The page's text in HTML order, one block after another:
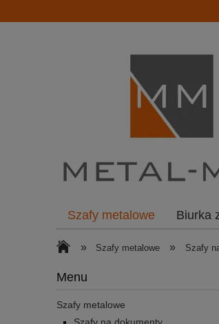
Szafy metalowe Biurka
» Szafy metalowe » Szafy
Menu
Szafy metalowe